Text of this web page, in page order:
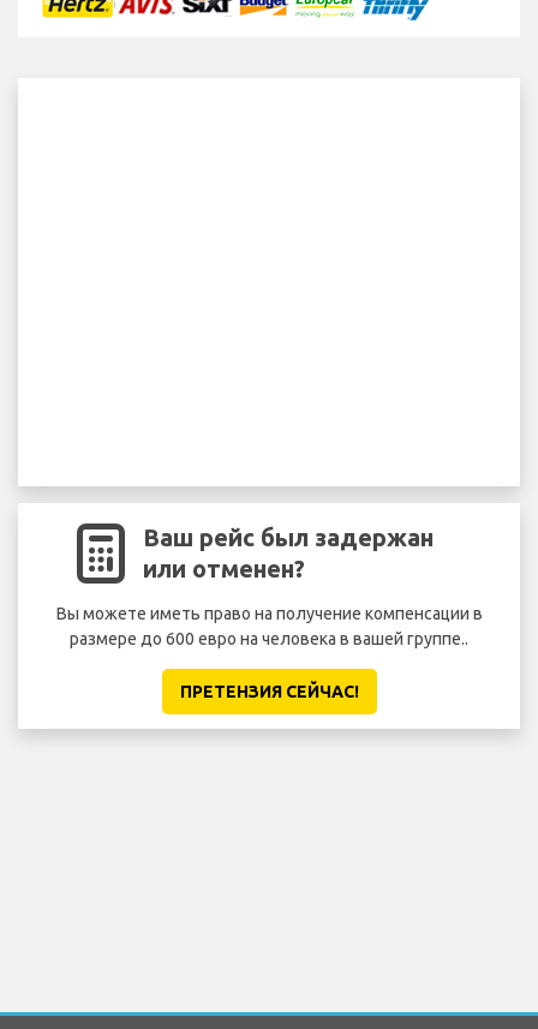
Ваш рейс был задержан
или отменен?
Вы можете иметь право на получение компенсации в
размере до 600 евро на человека в вашей группе..
ПРЕТЕНЗИЯ CЕЙЧАС!